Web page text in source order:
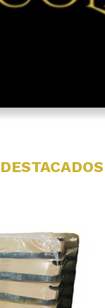
DESTACADOS